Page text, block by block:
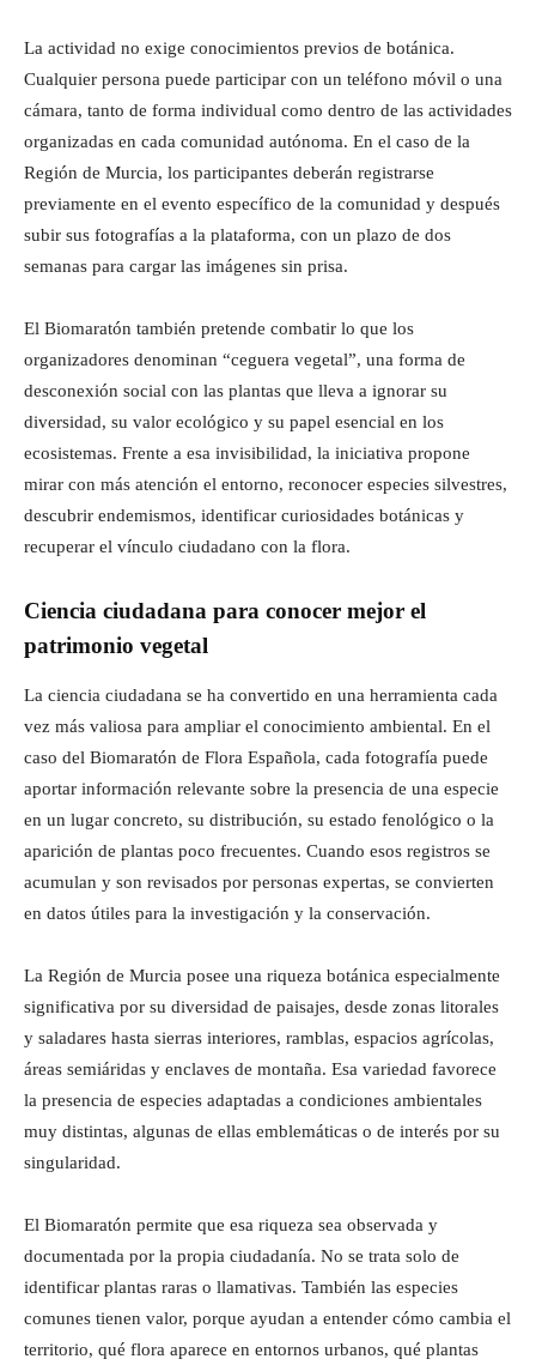
La actividad no exige conocimientos previos de botánica.
Cualquier persona puede participar con un teléfono móvil o una
cámara, tanto de forma individual como dentro de las actividades
organizadas en cada comunidad autónoma. En el caso de la
Región de Murcia, los participantes deberán registrarse
previamente en el evento específico de la comunidad y después
subir sus fotografías a la plataforma, con un plazo de dos
semanas para cargar las imágenes sin prisa.
El Biomaratón también pretende combatir lo que los
organizadores denominan “ceguera vegetal”, una forma de
desconexión social con las plantas que lleva a ignorar su
diversidad, su valor ecológico y su papel esencial en los
ecosistemas. Frente a esa invisibilidad, la iniciativa propone
mirar con más atención el entorno, reconocer especies silvestres,
descubrir endemismos, identificar curiosidades botánicas y
recuperar el vínculo ciudadano con la flora.
Ciencia ciudadana para conocer mejor el
patrimonio vegetal
La ciencia ciudadana se ha convertido en una herramienta cada
vez más valiosa para ampliar el conocimiento ambiental. En el
caso del Biomaratón de Flora Española, cada fotografía puede
aportar información relevante sobre la presencia de una especie
en un lugar concreto, su distribución, su estado fenológico o la
aparición de plantas poco frecuentes. Cuando esos registros se
acumulan y son revisados por personas expertas, se convierten
en datos útiles para la investigación y la conservación.
La Región de Murcia posee una riqueza botánica especialmente
significativa por su diversidad de paisajes, desde zonas litorales
y saladares hasta sierras interiores, ramblas, espacios agrícolas,
áreas semiáridas y enclaves de montaña. Esa variedad favorece
la presencia de especies adaptadas a condiciones ambientales
muy distintas, algunas de ellas emblemáticas o de interés por su
singularidad.
El Biomaratón permite que esa riqueza sea observada y
documentada por la propia ciudadanía. No se trata solo de
identificar plantas raras o llamativas. También las especies
comunes tienen valor, porque ayudan a entender cómo cambia el
territorio, qué flora aparece en entornos urbanos, qué plantas